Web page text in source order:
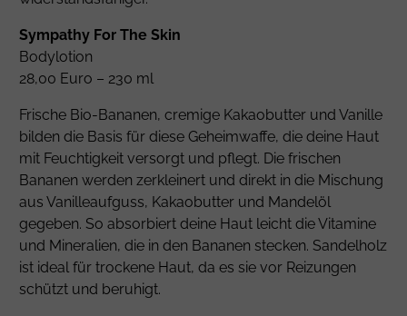
Sympathy For The Skin
Bodylotion
28,00 Euro – 230 ml
Frische Bio-Bananen, cremige Kakaobutter und Vanille
bilden die Basis für diese Geheimwaffe, die deine Haut
mit Feuchtigkeit versorgt und pflegt. Die frischen
Bananen werden zerkleinert und direkt in die Mischung
aus Vanilleaufguss, Kakaobutter und Mandelöl
gegeben. So absorbiert deine Haut leicht die Vitamine
und Mineralien, die in den Bananen stecken. Sandelholz
ist ideal für trockene Haut, da es sie vor Reizungen
schützt und beruhigt.